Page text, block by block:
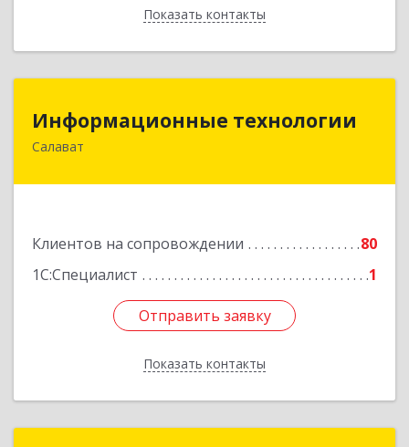
Показать контакты
Назад
Информационные технологии
Салават
Клиентов на сопровождении
80
1С:Специалист
1
Отправить заявку
Показать контакты
Информационные технологии
Отправить заявку
Назад